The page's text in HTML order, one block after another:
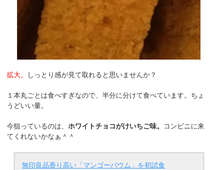
拡大。 しっとり感が見て取れると思いませんか？
１本丸ごとは食べすぎなので、半分に分けて食べています。ちょ
うどいい量。
今狙っているのは、ホワイトチョコがけいちご味。 コンビニに来
てくれないかなぁ＾＾
無印良品香り高い「マンゴーバウム」を初試食